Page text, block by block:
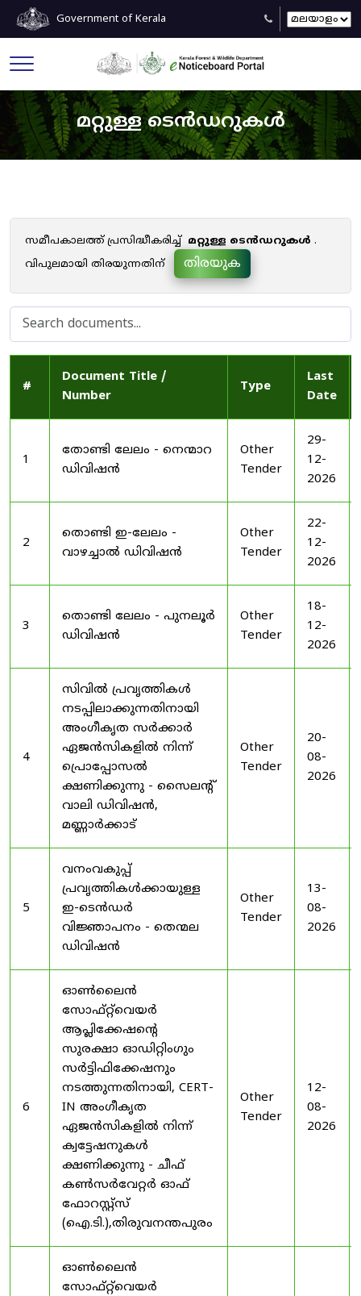
Government of Kerala
മറ്റുള്ള ടെൻഡറുകൾ
സമീപകാലത്ത് പ്രസിദ്ധീകരിച്ച് മറ്റുള്ള ടെൻഡറുകൾ .
വിപുലമായി തിരയുന്നതിന്
തിരയുക
#
Document Title /
Number
Type
Last
Date
1
തോണ്ടി ലേലം - നെന്മാറ
ഡിവിഷൻ
Other
Tender
29-
12-
2026
2
തൊണ്ടി ഇ-ലേലം -
വാഴച്ചാൽ ഡിവിഷൻ
Other
Tender
22-
12-
2026
3
തൊണ്ടി ലേലം - പുനലൂർ
ഡിവിഷൻ
Other
Tender
18-
12-
2026
4
സിവിൽ പ്രവൃത്തികൾ
നടപ്പിലാക്കുന്നതിനായി
അംഗീകൃത സർക്കാർ
ഏജൻസികളിൽ നിന്ന്
പ്രൊപ്പോസൽ
ക്ഷണിക്കുന്നു - സൈലന്റ്
വാലി ഡിവിഷൻ,
മണ്ണാർക്കാട്
Other
Tender
20-
08-
2026
5
വനംവകുപ്പ്
പ്രവൃത്തികൾക്കായുള്ള
ഇ-ടെൻഡർ
വിജ്ഞാപനം - തെന്മല
ഡിവിഷൻ
Other
Tender
13-
08-
2026
6
ഓൺലൈൻ
സോഫ്റ്റ്‌വെയർ
ആപ്ലിക്കേഷന്റെ
സുരക്ഷാ ഓഡിറ്റിംഗും
സർട്ടിഫിക്കേഷനും
നടത്തുന്നതിനായി, CERT-
IN അംഗീകൃത
ഏജൻസികളിൽ നിന്ന്
ക്വട്ടേഷനുകൾ
ക്ഷണിക്കുന്നു - ചീഫ്
കൺസർവേറ്റർ ഓഫ്
ഫോറസ്റ്റ്സ്
(ഐ.ടി.),തിരുവനന്തപുരം
Other
Tender
12-
08-
2026
ഓൺലൈൻ
സോഫ്റ്റ്‌വെയർ